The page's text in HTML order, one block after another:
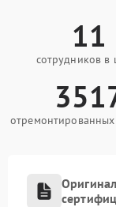
11
сотрудников в
отремонтированных